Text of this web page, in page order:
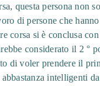
questa persona non
di persone che
corsa si è conclusa
considerato il 2 °
di voler prendere il
intelligenti